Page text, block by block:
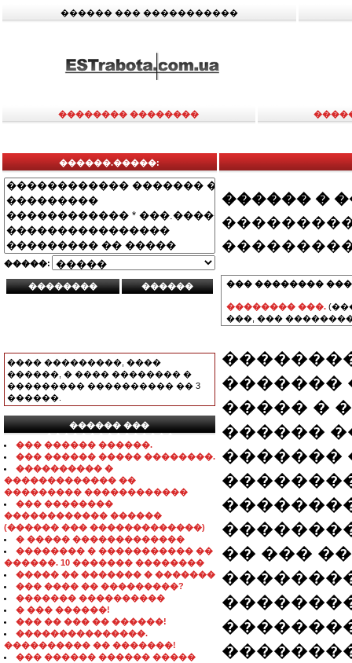
������ ��� �����������
�������� ��������
������.�����:
�����:
���� ���������, ����
������, � ���� �������� �
��������� ���������� �� 3
������.
������ ���
���������������
��� ������ ������.
��� ������ ����� ��������.
���������� �
������������� ��
��������� ������������
��� ��������
������������ ������
(������ ��� �������������)
� ����� �������������
�������� � ����������� ��
������. 10 ������� ��������
����� �� ������� � �������
��� ���� �� ���������?
������� ����������
� ��� ������!
��� �� ��� �� ������!
���������������.
���������� �� �������!
��� ������ ������ �����
������ �
��� ��������
�������� ���.
���, ���
�������
����� �
������
�������
�� ���